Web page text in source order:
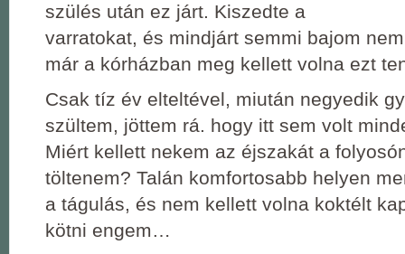
szülés után ez járt. Kiszedte a
varratokat, és mindjárt semmi bajom
már a kórházban meg kellett volna ezt
Csak tíz év elteltével, miután negyedik
szültem, jöttem rá. hogy itt sem volt
Miért kellett nekem az éjszakát a
töltenem? Talán komfortosabb helyen
a tágulás, és nem kellett volna koktélt
kötni engem…